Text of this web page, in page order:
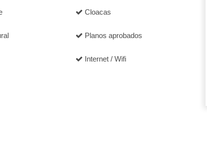
Cloacas
Planos aprobados
Internet / Wifi